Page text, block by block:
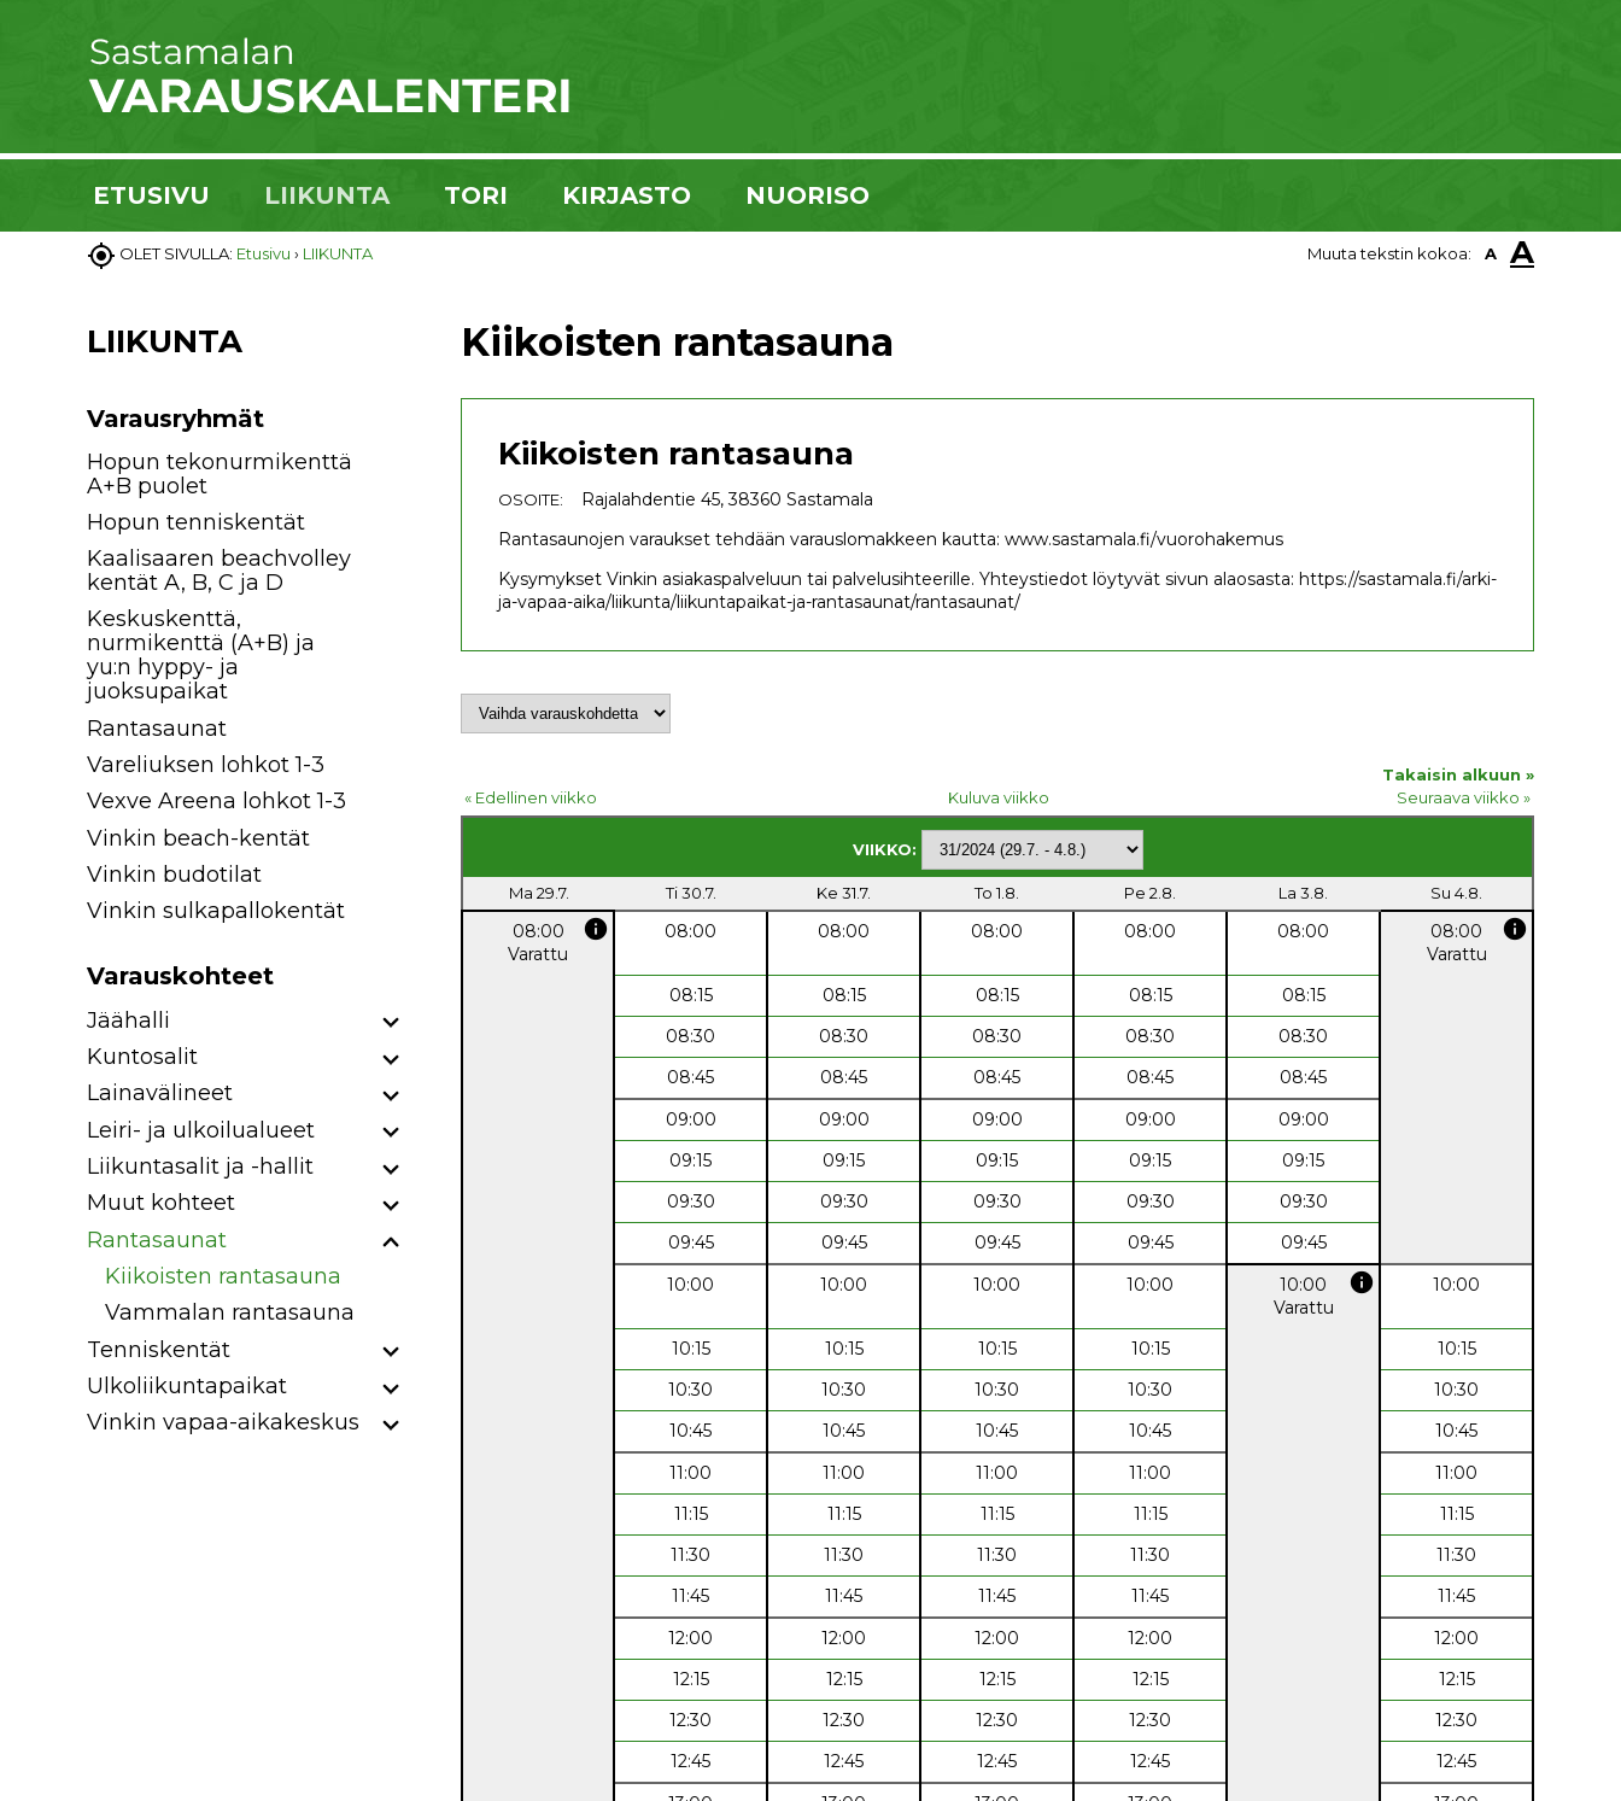
ETUSIVU LIIKUNTA TORI KIRJASTO NUORISO
 OLET SIVULLA: Etusivu › LIIKUNTA Muuta tekstin kokoa: A A
LIIKUNTA
Varausryhmät
Hopun tekonurmikenttä
A+B puolet
Hopun tenniskentät
Kaalisaaren beachvolley
kentät A, B, C ja D
Keskuskenttä,
nurmikenttä (A+B) ja
yu:n hyppy- ja
juoksupaikat
Rantasaunat
Vareliuksen lohkot 1-3
Vexve Areena lohkot 1-3
Vinkin beach-kentät
Vinkin budotilat
Vinkin sulkapallokentät
Varauskohteet
Jäähalli
Kuntosalit
Lainavälineet
Leiri- ja ulkoilualueet
Liikuntasalit ja -hallit
Muut kohteet
Rantasaunat
Kiikoisten rantasauna
Vammalan rantasauna
Tenniskentät
Ulkoliikuntapaikat
Vinkin vapaa-aikakeskus
Kiikoisten rantasauna
Kiikoisten rantasauna
OSOITE:
Rajalahdentie 45, 38360 Sastamala
Rantasaunojen varaukset tehdään varauslomakkeen kautta: www.sastamala.fi/vuorohakemus
Kysymykset Vinkin asiakaspalveluun tai palvelusihteerille. Yhteystiedot löytyvät sivun alaosasta: https://sastamala.fi/arki-
ja-vapaa-aika/liikunta/liikuntapaikat-ja-rantasaunat/rantasaunat/
Takaisin alkuun »
« Edellinen viikko
Kuluva viikko Seuraava viikko »
VIIKKO:
Ma 29.7. Ti 30.7. Ke 31.7. To 1.8. Pe 2.8. La 3.8. Su 4.8.
08:00 info
Varattu
08:00 08:00 08:00 08:00 08:00 08:00 info
Varattu
08:15
08:15 08:15 08:15
08:15
08:30
08:30 08:30 08:30
08:30
08:45
08:45 08:45 08:45
08:45
09:00
09:00 09:00 09:00
09:00
09:15
09:15 09:15 09:15
09:15
09:30
09:30 09:30 09:30
09:30
09:45
09:45 09:45 09:45
09:45
10:00
10:00 10:00 10:00 10:00 info
Varattu
10:00
10:15 10:15 10:15 10:15
10:15
10:30
10:30 10:30 10:30
10:30
10:45
10:45 10:45 10:45
10:45
11:00
11:00 11:00 11:00
11:00
11:15
11:15 11:15 11:15
11:15
11:30
11:30 11:30 11:30
11:30
11:45
11:45 11:45 11:45
11:45
12:00
12:00 12:00 12:00
12:00
12:15
12:15 12:15 12:15
12:15
12:30
12:30 12:30 12:30
12:30
12:45
12:45 12:45 12:45
12:45